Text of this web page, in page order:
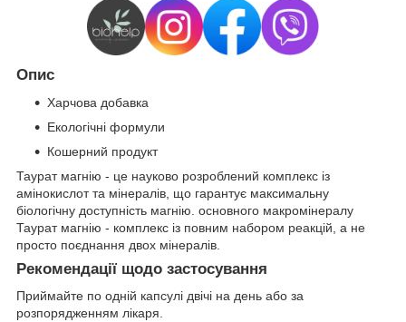
Опис
Харчова добавка
Екологічні формули
Кошерний продукт
Таурат магнію - це науково розроблений комплекс із
амінокислот та мінералів, що гарантує максимальну
біологічну доступність магнію. основного макромінералу
Таурат магнію - комплекс із повним набором реакцій, а не
просто поєднання двох мінералів.
Рекомендації щодо застосування
Приймайте по одній капсулі двічі на день або за
розпорядженням лікаря.